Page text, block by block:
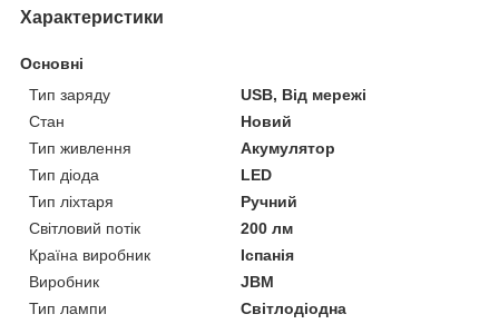
Характеристики
Основні
Тип заряду
USB, Від мережі
Стан
Новий
Тип живлення
Акумулятор
Тип діода
LED
Тип ліхтаря
Ручний
Світловий потік
200 лм
Країна виробник
Іспанія
Виробник
JBM
Тип лампи
Світлодіодна